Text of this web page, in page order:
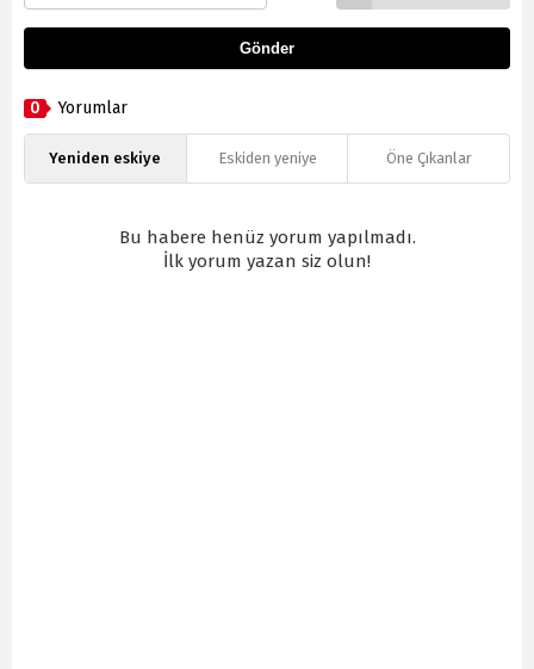
Gönder
0 Yorumlar
Yeniden eskiye Eskiden yeniye Öne Çıkanlar
Bu habere henüz yorum yapılmadı.
İlk yorum yazan siz olun!